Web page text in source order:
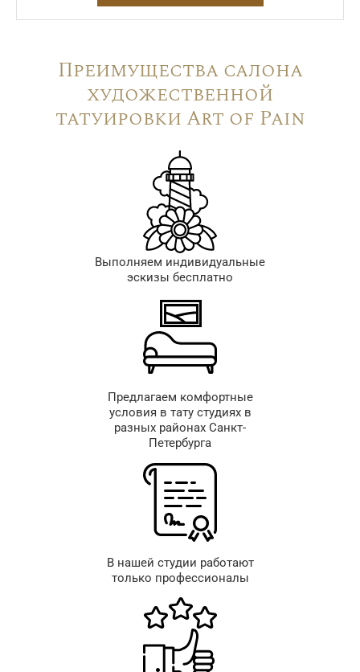
Преимущества салона
художественной
татуировки Art of Pain
Выполняем индивидуальные
эскизы бесплатно
Предлагаем комфортные
условия в тату студиях в
разных районах Санкт-
Петербурга
В нашей студии работают
только профессионалы